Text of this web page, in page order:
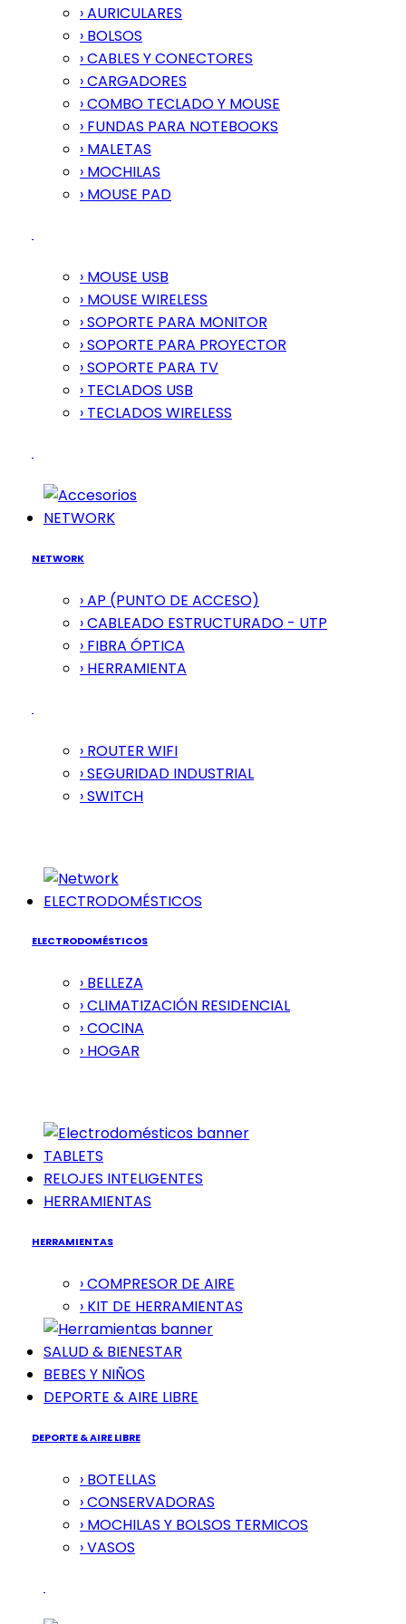
› AURICULARES
› BOLSOS
› CABLES Y CONECTORES
› CARGADORES
› COMBO TECLADO Y MOUSE
› FUNDAS PARA NOTEBOOKS
› MALETAS
› MOCHILAS
› MOUSE PAD
› MOUSE USB
› MOUSE WIRELESS
› SOPORTE PARA MONITOR
› SOPORTE PARA PROYECTOR
› SOPORTE PARA TV
› TECLADOS USB
› TECLADOS WIRELESS
NETWORK
NETWORK
› AP (PUNTO DE ACCESO)
› CABLEADO ESTRUCTURADO - UTP
› FIBRA ÓPTICA
› HERRAMIENTA
› ROUTER WIFI
› SEGURIDAD INDUSTRIAL
› SWITCH
ELECTRODOMÉSTICOS
ELECTRODOMÉSTICOS
› BELLEZA
› CLIMATIZACIÓN RESIDENCIAL
› COCINA
› HOGAR
TABLETS
RELOJES INTELIGENTES
HERRAMIENTAS
HERRAMIENTAS
› COMPRESOR DE AIRE
› KIT DE HERRAMIENTAS
SALUD & BIENESTAR
BEBES Y NIÑOS
DEPORTE & AIRE LIBRE
DEPORTE & AIRE LIBRE
› BOTELLAS
› CONSERVADORAS
› MOCHILAS Y BOLSOS TERMICOS
› VASOS